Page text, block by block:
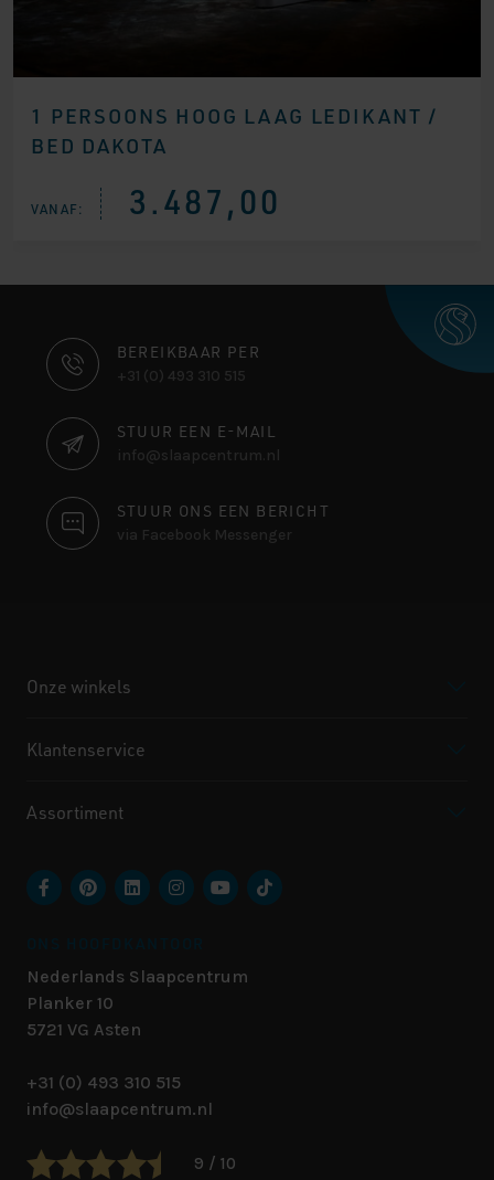
1 PERSOONS HOOG LAAG LEDIKANT /
BED DAKOTA
VANAF: 3.487,00
CONTACT
INFORMATIE
BEREIKBAAR PER
+31 (0) 493 310 515
STUUR EEN E-MAIL
info@slaapcentrum.nl
STUUR ONS EEN BERICHT
via Facebook Messenger
Onze winkels
Klantenservice
Assortiment
Nederlands Slaapcentrum
Planker 10
5721 VG Asten
+31 (0) 493 310 515
info@slaapcentrum.nl
9 / 10